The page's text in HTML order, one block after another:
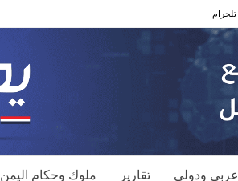
تلجرام
عربي ودولي تقارير ملوك وحكام اليمن